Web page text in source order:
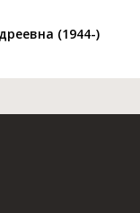
(1944-)